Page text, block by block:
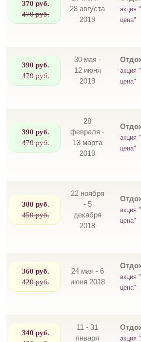
370 руб.
470 руб.
28 августа
2019
акция
цена"
390 руб.
470 руб.
30 мая -
12 июня
2019
акция
цена"
390 руб.
470 руб.
28
февраля -
13 марта
2019
акция
цена"
300 руб.
450 руб.
22 ноября
- 5
декабря
2018
акция
цена"
360 руб.
420 руб.
24 мая - 6
июня 2018
акция
цена"
340 руб.
11 - 31
января
акция